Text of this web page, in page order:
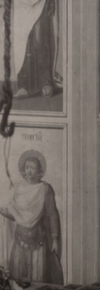
23.12.2015
Сегодня мы можем
пострадал от
выдающихся
вызванная
разрушение
собора Архангельска.
Возникнув в
двухэтажный
XVIII веке по
оставался самым
второе место,
Один из самых
портового
Масштабность,
заслуженно
иконостас
царскими вратами,